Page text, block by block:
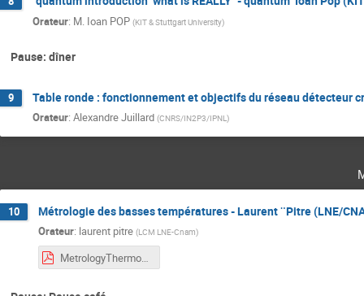
Orateur: M. Ioan POP (KIT & Stuttgart University)
Pause: dîner
9 Table ronde : fonctionnement et objectifs du réseau détecteur
Orateur: Alexandre Juillard (CNRS/IN2P3/IPNL)
10 Métrologie des basses températures - Laurent ¨Pitre (LNE/
Orateur: laurent pitre (LCM LNE-Cnam)
MetrologyThermometrybelow273K_DRTBT2024.pdf